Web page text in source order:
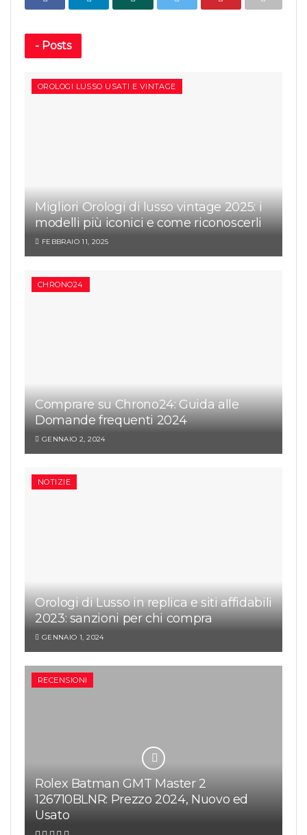
- Posts
OROLOGI LUSSO USATI E VINTAGE
Migliori Orologi di lusso vintage 2025: i
modelli più iconici e come riconoscerli
FEBBRAIO 11, 2025
CHRONO24
Comprare su Chrono24: Guida alle
Domande frequenti 2024
GENNAIO 2, 2024
NOTIZIE
Orologi di Lusso in replica e siti affidabili
2023: sanzioni per chi compra
GENNAIO 1, 2024
RECENSIONI
Rolex Batman GMT Master 2
126710BLNR: Prezzo 2024, Nuovo ed
Usato